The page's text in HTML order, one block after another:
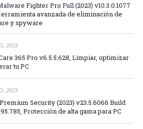
Fighter Pro Full (2023) v10.3.0.1077
avanzada de eliminación de
y spyware
2023
365 Pro v6.5.5.628, Limpiar, optimizar
tu PC
2023
Security (2023) v23.5.6066 Build
Protección de alta gama para PC